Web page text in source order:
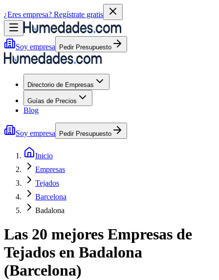
¿Eres empresa? Regístrate gratis
Soy empresa Pedir Presupuesto
Directorio de Empresas
Guías de Precios
Blog
Soy empresa Pedir Presupuesto
Inicio
Empresas
Tejados
Barcelona
Badalona
Las 20 mejores Empresas de
Tejados en Badalona
(Barcelona)